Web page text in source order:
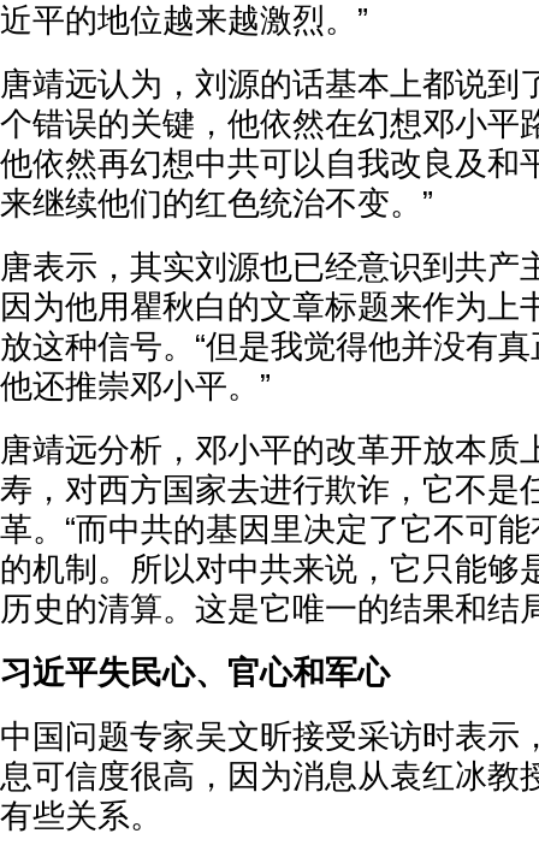
近平的地位越来越激烈。”
唐靖远认为，刘源的话基本上都说到
个错误的关键，他依然在幻想邓小平
他依然再幻想中共可以自我改良及和
来继续他们的红色统治不变。”
唐表示，其实刘源也已经意识到共产
因为他用瞿秋白的文章标题来作为上
放这种信号。“但是我觉得他并没有
他还推崇邓小平。”
唐靖远分析，邓小平的改革开放本质
寿，对西方国家去进行欺诈，它不是
革。“而中共的基因里决定了它不可
的机制。所以对中共来说，它只能够
历史的清算。这是它唯一的结果和结
习近平失民心、官心和军心
中国问题专家吴文昕接受采访时表示
息可信度很高，因为消息从袁红冰教
有些关系。